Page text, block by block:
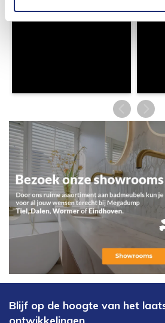
Blijf op de hoogte van het